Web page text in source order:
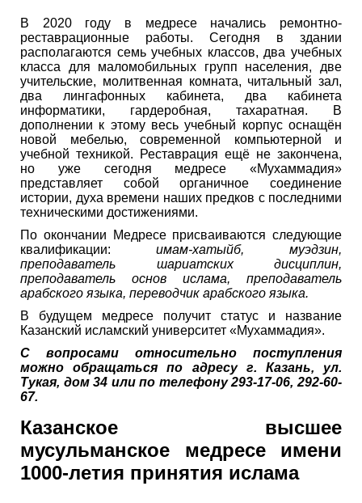
В 2020 году в медресе начались ремонтно-
реставрационные работы. Сегодня в здании
располагаются семь учебных классов, два учебных
класса для маломобильных групп населения, две
учительские, молитвенная комната, читальный зал,
два лингафонных кабинета, два кабинета
информатики, гардеробная, тахаратная. В
дополнении к этому весь учебный корпус оснащён
новой мебелью, современной компьютерной и
учебной техникой. Реставрация ещё не закончена,
но уже сегодня медресе «Мухаммадия»
представляет собой органичное соединение
истории, духа времени наших предков с последними
техническими достижениями.
По окончании Медресе присваиваются следующие
квалификации: имам-хатыйб, муэдзин,
преподаватель шариатских дисциплин,
преподаватель основ ислама, преподаватель
арабского языка, переводчик арабского языка.
В будущем медресе получит статус и название
Казанский исламский университет «Мухаммадия».
С вопросами относительно поступления
можно обращаться по адресу г. Казань, ул.
Тукая, дом 34 или по телефону 293-17-06, 292-60-
67.
Казанское высшее
мусульманское медресе имени
1000-летия принятия ислама